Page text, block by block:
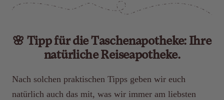
🌸 Tipp für die Taschenapotheke: Ihre
natürliche Reiseapotheke.
Nach solchen praktischen Tipps geben wir euch
natürlich auch das mit, was wir immer am liebsten